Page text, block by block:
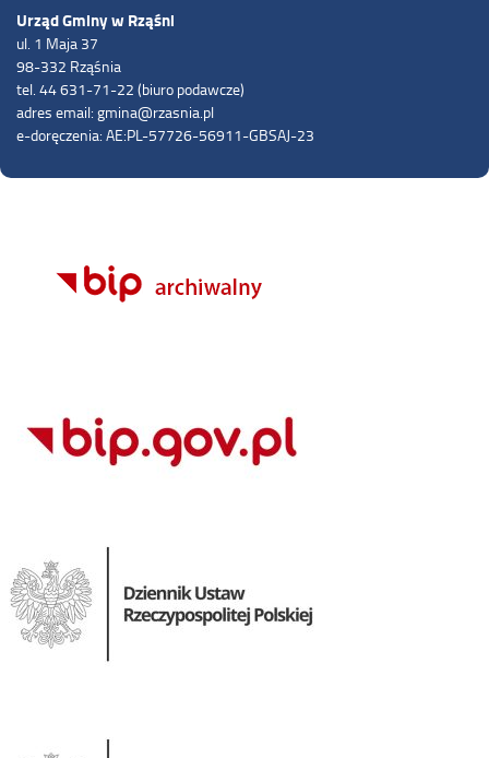
Urząd Gminy w Rząśni
ul. 1 Maja 37
98-332 Rząśnia
tel. 44 631-71-22 (biuro podawcze)
adres email: gmina@rzasnia.pl
e-doręczenia: AE:PL-57726-56911-GBSAJ-23